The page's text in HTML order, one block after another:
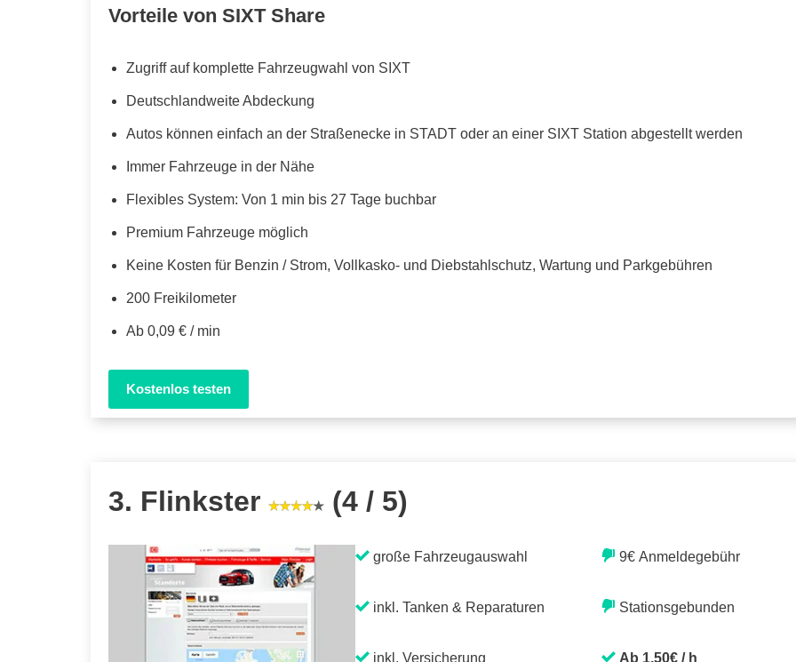
Vorteile von SIXT Share
Zugriff auf komplette Fahrzeugwahl von SIXT
Deutschlandweite Abdeckung
Autos können einfach an der Straßenecke in STADT oder an einer SIXT Station abgestellt werden
Immer Fahrzeuge in der Nähe
Flexibles System: Von 1 min bis 27 Tage buchbar
Premium Fahrzeuge möglich
Keine Kosten für Benzin / Strom, Vollkasko- und Diebstahlschutz, Wartung und Parkgebühren
200 Freikilometer
Ab 0,09 € / min
Kostenlos testen
3. Flinkster (4 / 5)
große Fahrzeugauswahl
inkl. Tanken & Reparaturen
inkl. Versicherung
9€ Anmeldegebühr
Stationsgebunden
Ab 1,50€ / h